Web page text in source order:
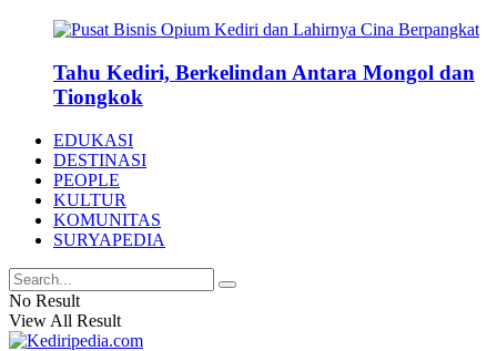
Tahu Kediri, Berkelindan Antara Mongol dan
Tiongkok
EDUKASI
DESTINASI
PEOPLE
KULTUR
KOMUNITAS
SURYAPEDIA
No Result
View All Result